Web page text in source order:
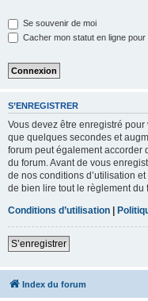
Se souvenir de moi
Cacher mon statut en ligne
S’ENREGISTRER
Vous devez être enregistré pour
que quelques secondes et
forum peut également accorder
du forum. Avant de vous
de nos conditions d’utilisation
de bien lire tout le règlement du
Conditions d’utilisation |
S’enregistrer
Index du forum